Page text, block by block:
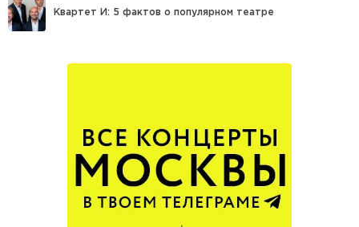
Квартет И: 5 фактов о популярном театре